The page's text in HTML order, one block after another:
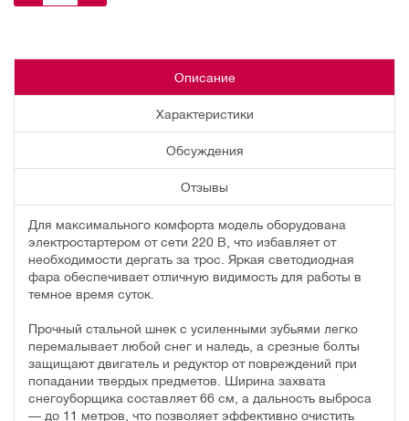
Описание
Характеристики
Обсуждения
Отзывы
Для максимального комфорта модель оборудована
электростартером от сети 220 В, что избавляет от
необходимости дергать за трос. Яркая светодиодная
фара обеспечивает отличную видимость для работы в
темное время суток.
Прочный стальной шнек с усиленными зубьями легко
перемалывает любой снег и наледь, а срезные болты
защищают двигатель и редуктор от повреждений при
попадании твердых предметов. Ширина захвата
снегоуборщика составляет 66 см, а дальность выброса
— до 11 метров, что позволяет эффективно очистить